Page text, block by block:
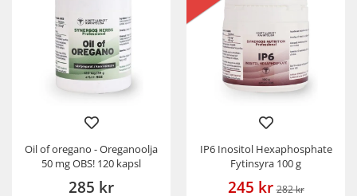
Oil of oregano - Oreganoolja
50 mg OBS! 120 kapsl
285 kr
IP6 Inositol Hexaphosphate
Fytinsyra 100 g
245 kr 282 kr